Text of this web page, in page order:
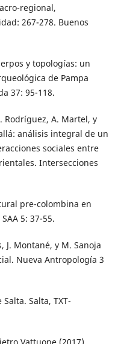
regional,
267-278. Buenos
y topologías: un
de Pampa
37: 95-118.
Rodríguez, A. Martel, y
análisis integral de un
sociales entre
Intersecciones
pre-colombina en
5: 37-55.
J. Montané, y M. Sanoja
Nueva Antropología 3
Salta, TXT-